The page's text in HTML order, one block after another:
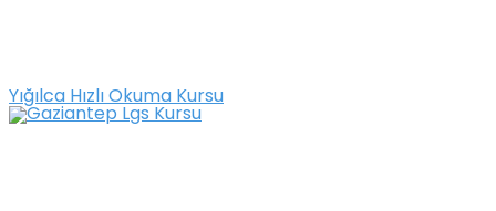
Yığılca Hızlı Okuma Kursu